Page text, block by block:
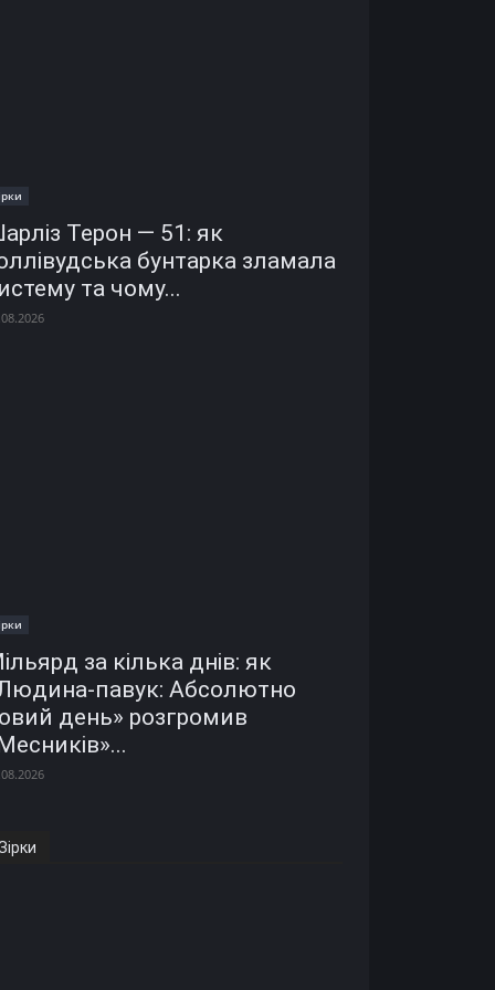
Терон — 51: як
бунтарка зламала
та чому...
за кілька днів: як
павук: Абсолютно
день» розгромив